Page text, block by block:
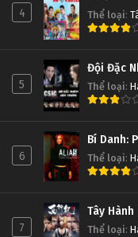
4 Thể loại:
5
Đội Đặc
Thể loại:
6
Bí Danh:
Thể loại:
7
Tây Hành
Thể loại: